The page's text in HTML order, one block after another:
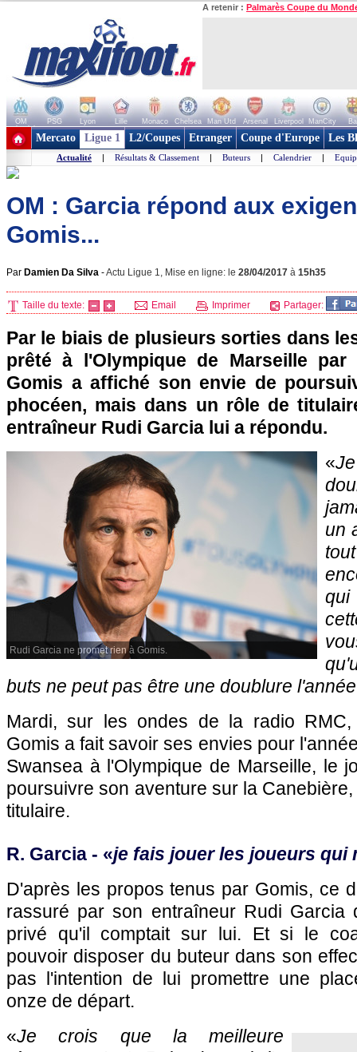
A retenir : Palmarès Coupe du
OM PSG Lyon Lille Monaco Chelsea Man Utd Arsenal Liverpool ManCity
+ de clubs
Mercato Ligue 1 L2/Coupes Etranger Coupe d'Europe Les
Actualité | Résultats & Classement | Buteurs | Calendrier |
OM : Garcia répond aux
Gomis...
Par Damien Da Silva -Actu Ligue 1, Mise en ligne: le 28/04/2017 à 15h35
Taille du texte: Email Imprimer Partager:
Par le biais de plusieurs sorties dans
prêté à l'Olympique de Marseille par
Gomis a affiché son envie de
phocéen, mais dans un rôle de
entraîneur Rudi Garcia lui a répondu.
Rudi Garcia ne promet rien à Gomis.
«
un
buts ne peut pas être une doublure
Mardi, sur les ondes de la radio RMC,
Gomis a fait savoir ses envies pour
Swansea à l'Olympique de Marseille, le
poursuivre son aventure sur la
titulaire.
R. Garcia - «je fais jouer les joueurs qui
D'après les propos tenus par Gomis, ce
rassuré par son entraîneur Rudi Garcia
privé qu'il comptait sur lui. Et si le
pouvoir disposer du buteur dans son
pas l'intention de lui promettre une
onze de départ.
«Je crois que la meilleure